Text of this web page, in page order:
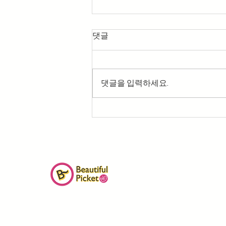
댓글
댓글을 입력하세요.